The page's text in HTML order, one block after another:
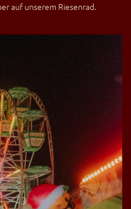
auf unserem Riesenrad.